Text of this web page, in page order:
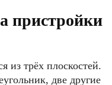
пристройки
из трёх плоскостей.
две другие